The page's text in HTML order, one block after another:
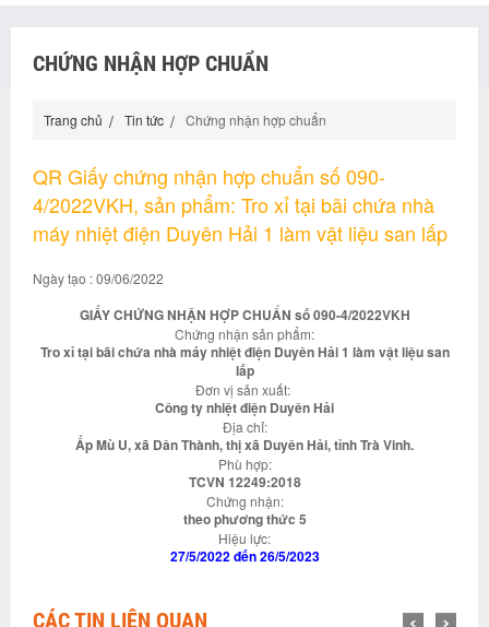
CHỨNG NHẬN HỢP CHUẨN
Trang chủ Tin tức Chứng nhận hợp chuẩn
QR Giấy chứng nhận hợp chuẩn số 090-
4/2022VKH, sản phẩm: Tro xỉ tại bãi chứa nhà
máy nhiệt điện Duyên Hải 1 làm vật liệu san lấp
Ngày tạo : 09/06/2022
GIẤY CHỨNG NHẬN HỢP CHUẨN số 090-4/2022VKH
Chứng nhận sản phẩm:
Tro xỉ tại bãi chứa nhà máy nhiệt điện Duyên Hải 1 làm vật liệu san
lấp
Đơn vị sản xuất:
Công ty nhiệt điện Duyên Hải
Địa chỉ:
Ấp Mù U, xã Dân Thành, thị xã Duyên Hải, tỉnh Trà Vinh.
Phù hợp:
TCVN 12249:2018
Chứng nhận:
theo phương thức 5
Hiệu lực:
27/5/2022 đến 26/5/2023
CÁC TIN LIÊN QUAN